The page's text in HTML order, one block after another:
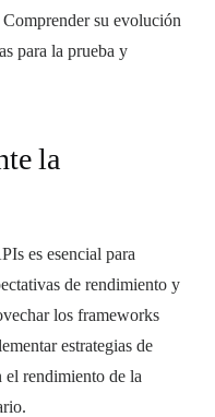
su evolución
para la prueba y
la
es esencial para
de rendimiento y
los frameworks
estrategias de
rendimiento de la